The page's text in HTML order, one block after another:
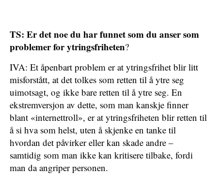
TS: Er det noe du har funnet som du anser som
problemer for ytringsfriheten?
IVA: Et åpenbart problem er at ytringsfrihet blir litt
misforstått, at det tolkes som retten til å ytre seg
uimotsagt, og ikke bare retten til å ytre seg. En
ekstremversjon av dette, som man kanskje finner
blant «internettroll», er at ytringsfriheten blir retten til
å si hva som helst, uten å skjenke en tanke til
hvordan det påvirker eller kan skade andre –
samtidig som man ikke kan kritisere tilbake, fordi
man da angriper personen.